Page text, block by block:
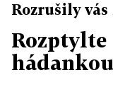
Rozrušily
hádankou